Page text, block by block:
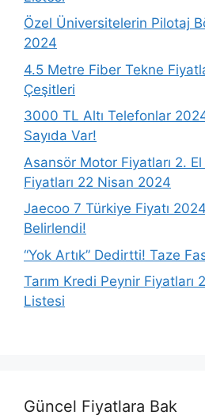
Özel Üniversitelerin Pilotaj
2024
4.5 Metre Fiber Tekne
Çeşitleri
3000 TL Altı Telefonlar
Sayıda Var!
Asansör Motor Fiyatları 2.
Fiyatları 22 Nisan 2024
Jaecoo 7 Türkiye Fiyatı
Belirlendi!
“Yok Artık” Dedirtti! Taze
Tarım Kredi Peynir Fiyatları
Listesi
Güncel Fiyatlara Bak